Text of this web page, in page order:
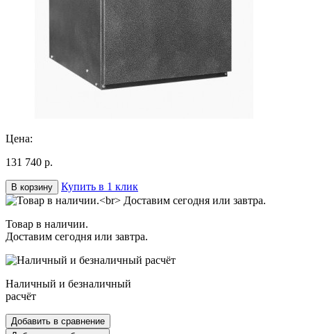
Цена:
131 740 р.
В корзину Купить в 1 клик
Товар в наличии.
Доставим сегодня или завтра.
Наличный и безналичный
расчёт
Добавить в сравнение